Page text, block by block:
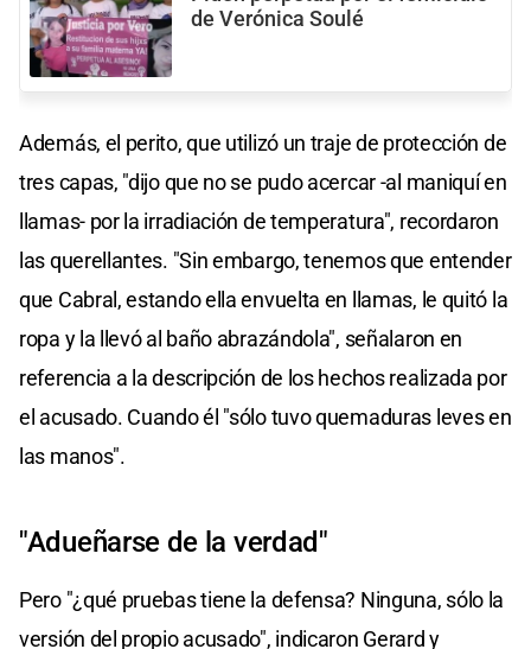
de Verónica Soulé
Además, el perito, que utilizó un traje de protección de
tres capas, "dijo que no se pudo acercar -al maniquí en
llamas- por la irradiación de temperatura", recordaron
las querellantes. "Sin embargo, tenemos que entender
que Cabral, estando ella envuelta en llamas, le quitó la
ropa y la llevó al baño abrazándola", señalaron en
referencia a la descripción de los hechos realizada por
el acusado. Cuando él "sólo tuvo quemaduras leves en
las manos".
"Adueñarse de la verdad"
Pero "¿qué pruebas tiene la defensa? Ninguna, sólo la
versión del propio acusado", indicaron Gerard y